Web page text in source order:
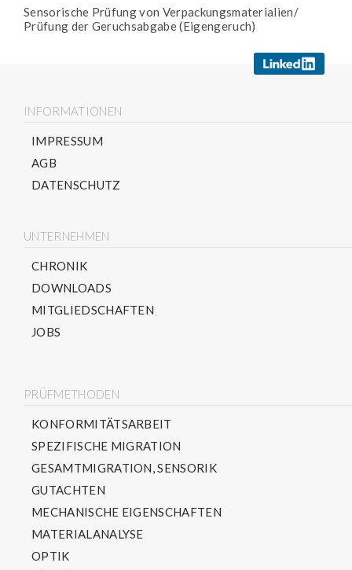
Sensorische Prüfung von Verpackungsmaterialien/
Prüfung der Geruchsabgabe (Eigengeruch)
INFORMATIONEN
IMPRESSUM
AGB
DATENSCHUTZ
UNTERNEHMEN
CHRONIK
DOWNLOADS
MITGLIEDSCHAFTEN
JOBS
PRÜFMETHODEN
KONFORMITÄTSARBEIT
SPEZIFISCHE MIGRATION
GESAMTMIGRATION, SENSORIK
GUTACHTEN
MECHANISCHE EIGENSCHAFTEN
MATERIALANALYSE
OPTIK